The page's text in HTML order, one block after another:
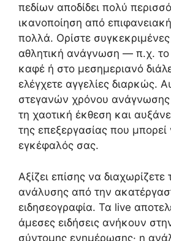
πεδίων αποδίδει πολύ
ικανοποίηση από
πολλά. Ορίστε συγκεκριμένες
αθλητική ανάγνωση — π.χ. το
καφέ ή στο μεσημεριανό
ελέγχετε αγγελίες διαρκώς.
στεγανών χρόνου ανάγνωσης
τη χαοτική έκθεση και
της επεξεργασίας που μπορεί
εγκέφαλός σας.
Αξίζει επίσης να
ανάλυσης από την
ειδησεογραφία. Τα live
άμεσες ειδήσεις ανήκουν
σύντομης ενημέρωσης· η